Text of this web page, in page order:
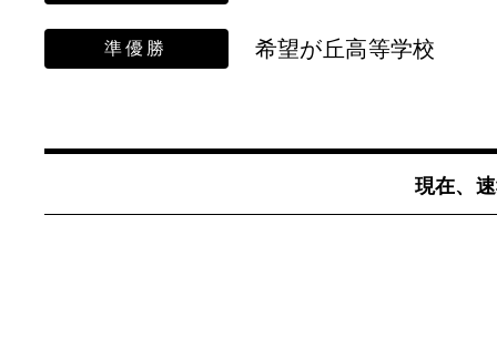
準優勝 希望が丘高等学校
現在、